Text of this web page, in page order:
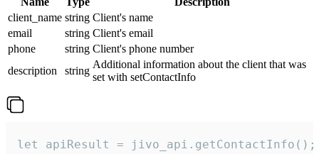
client_name string Client's name
email
string Client's email
phone
string Client's phone number
description
string
Additional information about the client that was
set with setContactInfo
let apiResult = jivo_api.getContactInfo();